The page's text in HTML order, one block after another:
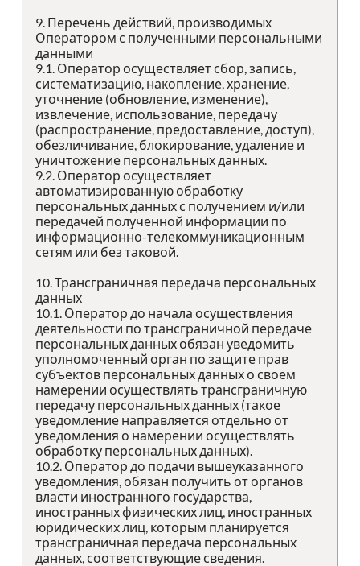
9. Перечень действий, производимых
Оператором с полученными персональными
данными
9.1. Оператор осуществляет сбор, запись,
систематизацию, накопление, хранение,
уточнение (обновление, изменение),
извлечение, использование, передачу
(распространение, предоставление, доступ),
обезличивание, блокирование, удаление и
уничтожение персональных данных.
9.2. Оператор осуществляет
автоматизированную обработку
персональных данных с получением и/или
передачей полученной информации по
информационно-телекоммуникационным
сетям или без таковой.
10. Трансграничная передача персональных
данных
10.1. Оператор до начала осуществления
деятельности по трансграничной передаче
персональных данных обязан уведомить
уполномоченный орган по защите прав
субъектов персональных данных о своем
намерении осуществлять трансграничную
передачу персональных данных (такое
уведомление направляется отдельно от
уведомления о намерении осуществлять
обработку персональных данных).
10.2. Оператор до подачи вышеуказанного
уведомления, обязан получить от органов
власти иностранного государства,
иностранных физических лиц, иностранных
юридических лиц, которым планируется
трансграничная передача персональных
данных, соответствующие сведения.